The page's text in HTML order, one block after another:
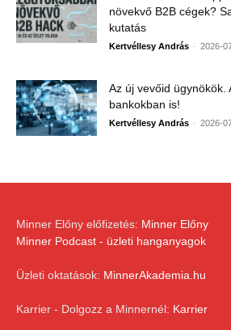
növekvő B2B cégek?
kutatás
Kertvéllesy András - 2026-
Az új vevőid ügynökök.
bankokban is!
Kertvéllesy András - 2026-
Minner Előny előfizetés: Minner Előny
Minner Podcast - üzleti hanganyagok
Üzleti oktatások: MinnerAkademia.hu
Karrier - Dolgozz a Minnernél: Karrier